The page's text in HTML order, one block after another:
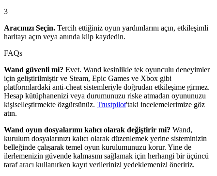
3
Aracınızı Seçin. Tercih ettiğiniz oyun yardımlarını açın, etkileşimli
haritayı açın veya anında klip kaydedin.
FAQs
Wand güvenli mi? Evet. Wand kesinlikle tek oyunculu deneyimler
için geliştirilmiştir ve Steam, Epic Games ve Xbox gibi
platformlardaki anti-cheat sistemleriyle doğrudan etkileşime girmez.
Hesap kütüphanenizi veya durumunuzu riske atmadan oyununuzu
kişiselleştirmekte özgürsünüz. Trustpilot'taki incelemelerimize göz
atın.
Wand oyun dosyalarımı kalıcı olarak değiştirir mi? Wand,
kurulum dosyalarınızı kalıcı olarak düzenlemek yerine sisteminizin
belleğinde çalışarak temel oyun kurulumunuzu korur. Yine de
ilerlemenizin güvende kalmasını sağlamak için herhangi bir üçüncü
taraf aracı kullanırken kayıt verilerinizi yedeklemenizi öneririz.